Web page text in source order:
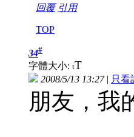
回覆 引用
TOP
34#
字體大小: tT
2008/5/13 13:27| 只看
朋友，我